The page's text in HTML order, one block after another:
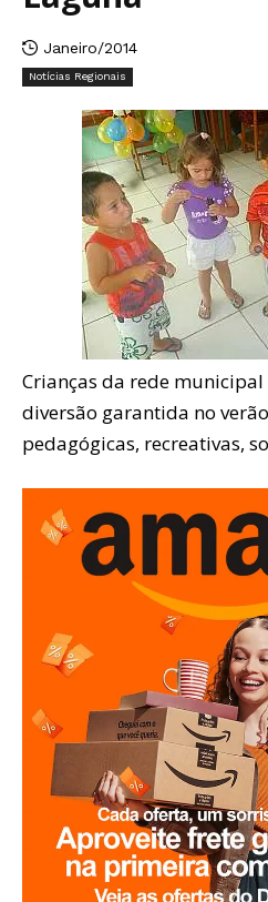
Janeiro/2014
Notícias Regionais
Crianças da rede
diversão garantida no
pedagógicas, recreativas,